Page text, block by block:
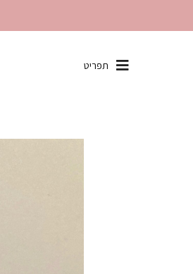
תפריט